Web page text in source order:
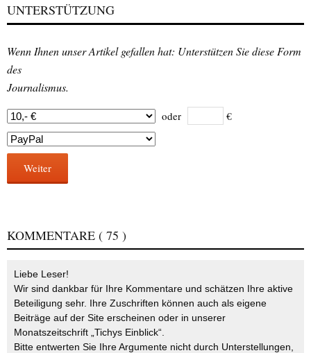
UNTERSTÜTZUNG
Wenn Ihnen unser Artikel gefallen hat: Unterstützen Sie diese Form
des
Journalismus.
oder €
Weiter
KOMMENTARE ( 75 )
Liebe Leser!
Wir sind dankbar für Ihre Kommentare und schätzen Ihre aktive
Beteiligung sehr. Ihre Zuschriften können auch als eigene
Beiträge auf der Site erscheinen oder in unserer
Monatszeitschrift „Tichys Einblick“.
Bitte entwerten Sie Ihre Argumente nicht durch Unterstellungen,